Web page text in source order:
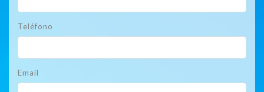
Teléfono
Email